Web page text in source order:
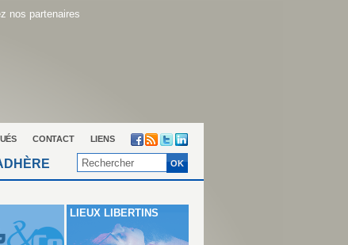
nos partenaires
CONTACT LIENS
LIEUX LIBERTINS